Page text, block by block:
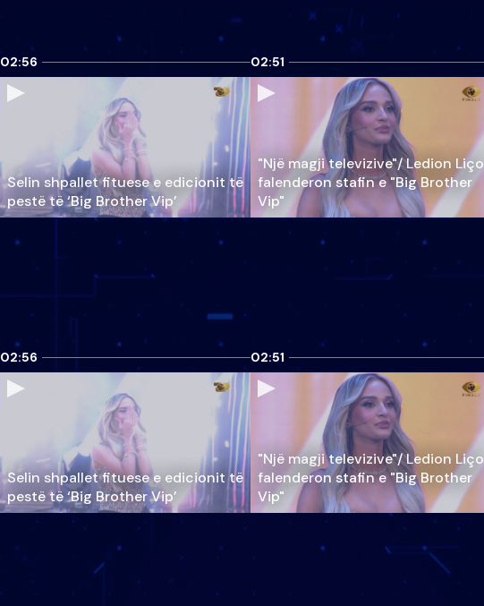
02:56
Selin shpallet fituese e edicionit të
pestë të ‘Big Brother Vip’
02:51
"Një magji televizive"/ Ledion Liço
falenderon stafin e "Big Brother
Vip"
02:56
Selin shpallet fituese e edicionit të
pestë të ‘Big Brother Vip’
02:51
"Një magji televizive"/ Ledion Liço
falenderon stafin e "Big Brother
Vip"